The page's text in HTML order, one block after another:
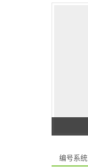
编号系统